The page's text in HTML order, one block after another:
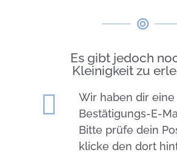
Es gibt jedoch
Kleinigkeit zu
Wir haben dir eine
Bestätigungs-E-
Bitte prüfe dein
klicke den dort